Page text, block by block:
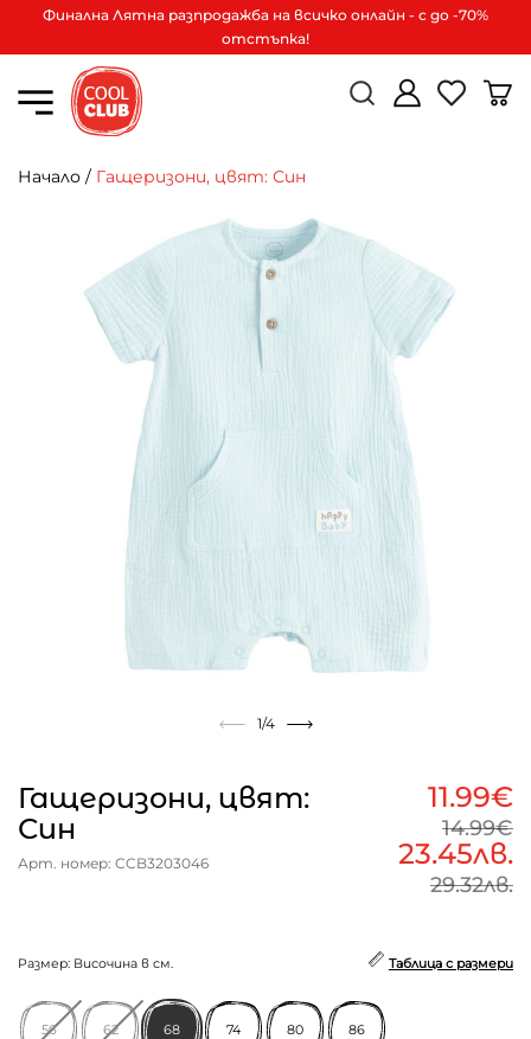
Финална Лятна разпродажба на всичко онлайн - с до -70%
отстъпка!
Начало / Гащеризони, цвят: Син
1/4
Гащеризони, цвят:
Син
Арт. номер: CCB3203046
11.99€
14.99€
23.45лв.
29.32лв.
Размер: Височина в см. Таблица с размери
56 62 68 74 80 86